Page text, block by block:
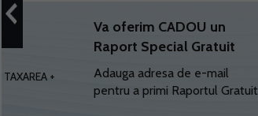
Va oferim CADOU un
Raport Special Gratuit
Adauga adresa de e-mail
pentru a primi Raportul Gratuit